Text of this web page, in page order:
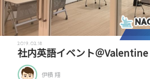
2019.02.18
社内英語イベント＠
伊積 翔